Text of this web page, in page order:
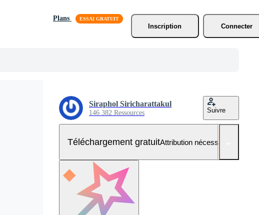
Plans
Inscription
Connecter
Siraphol Siricharattakul
146 382 Ressources Suivre
Téléchargement gratuitAttribution nécessaire